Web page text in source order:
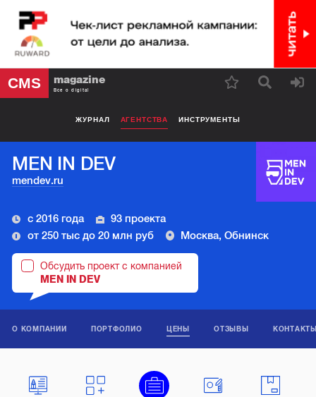
CMS magazine
Все о digital
ЖУРНАЛ АГЕНТСТВА ИНСТРУМЕНТЫ
MEN IN DEV
mendev.ru
с 2016 года
93 проекта
от 250 тыс до 20 млн руб
Москва, Обнинск
Обсудить проект с компанией
MEN IN DEV
О КОМПАНИИ ПОРТФОЛИО ЦЕНЫ ОТЗЫВЫ